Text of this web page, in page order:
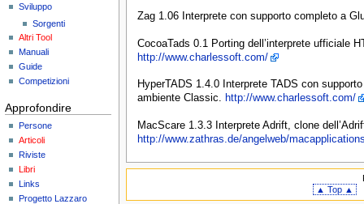
Sviluppo
Sorgenti
Altri Tool
Manuali
Guide
Competizioni
Approfondire
Persone
Articoli
Riviste
Libri
Links
Progetto Lazzaro
Zag 1.06 Interprete con supporto completo a
CocoaTads 0.1 Porting dell’interprete ufficiale
http://www.charlessoft.com/
HyperTADS 1.4.0 Interprete TADS con
ambiente Classic. http://www.charlessoft.com/
MacScare 1.3.3 Interprete Adrift, clone
http://www.zathras.de/angelweb/
▲ Top ▲